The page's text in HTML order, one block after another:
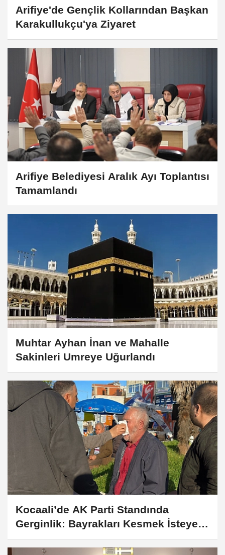
Arifiye'de Gençlik Kollarından Başkan
Karakullukçu'ya Ziyaret
Arifiye Belediyesi Aralık Ayı Toplantısı
Tamamlandı
Muhtar Ayhan İnan ve Mahalle
Sakinleri Umreye Uğurlandı
Kocaali’de AK Parti Standında
Gerginlik: Bayrakları Kesmek İsteyen
Şahısla Arbede Yaşandı!